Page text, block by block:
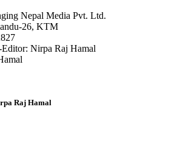
Nepal Media Pvt. Ltd.
26, KTM
Nirpa Raj Hamal
Raj Hamal